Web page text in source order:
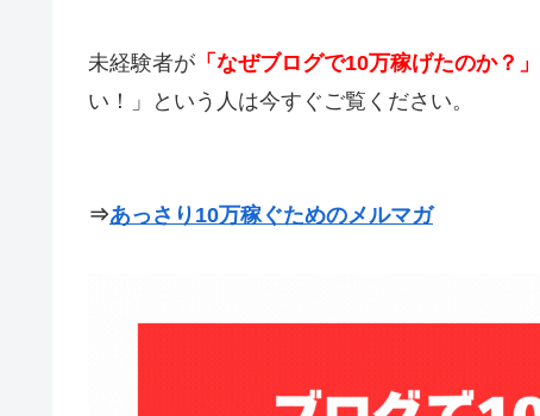
未経験者が 「なぜブログで10万稼げたのか？」
い！」という人は今すぐご覧ください。
⇒あっさり10万稼ぐためのメルマガ